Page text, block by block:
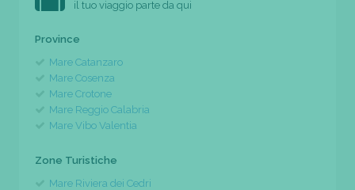
il tuo viaggio parte da qui
Province
Mare Catanzaro
Mare Cosenza
Mare Crotone
Mare Reggio Calabria
Mare Vibo Valentia
Zone Turistiche
Mare Riviera dei Cedri